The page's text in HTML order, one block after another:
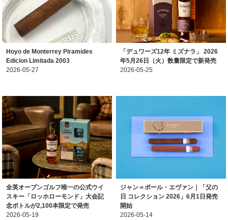
Hoyo de Monterrey Piramides
Edicion Limitada 2003
2026-05-27
「デュワーズ12年 ミズナラ」 2026
年5月26日（火）数量限定で新発売
2026-05-25
全英オープンゴルフ唯一の公式ウイ
スキー「ロッホローモンド」大会記
念ボトルが2,100本限定で発売
2026-05-19
ジャン＝ポール・エヴァン｜「父の
日 コレクション 2026」6月1日発売
開始
2026-05-14